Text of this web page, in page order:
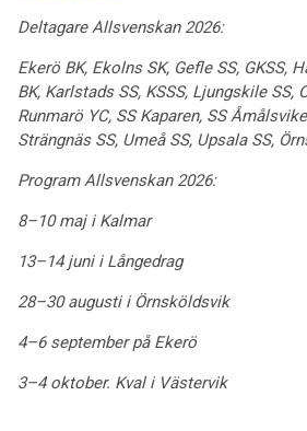
Deltagare Allsvenskan 2026:
Ekerö BK, Ekolns SK, Gefle SS, GKSS,
BK, Karlstads SS, KSSS, Ljungskile SS,
Runmarö YC, SS Kaparen, SS
Strängnäs SS, Umeå SS, Upsala SS,
Program Allsvenskan 2026:
8–10 maj i Kalmar
13–14 juni i Långedrag
28–30 augusti i Örnsköldsvik
4–6 september på Ekerö
3–4 oktober. Kval i Västervik